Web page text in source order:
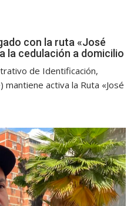
con la ruta «José
la cedulación a domicilio
de Identificación,
mantiene activa la Ruta «José